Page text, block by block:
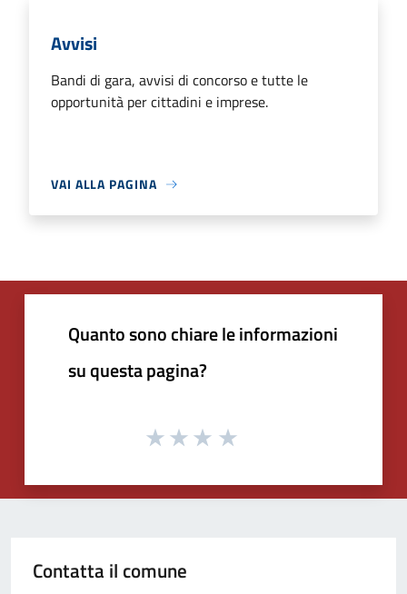
Avvisi
Bandi di gara, avvisi di concorso e tutte le
opportunità per cittadini e imprese.
VAI ALLA PAGINA
Quanto sono chiare le informazioni
su questa pagina?
Contatta il comune